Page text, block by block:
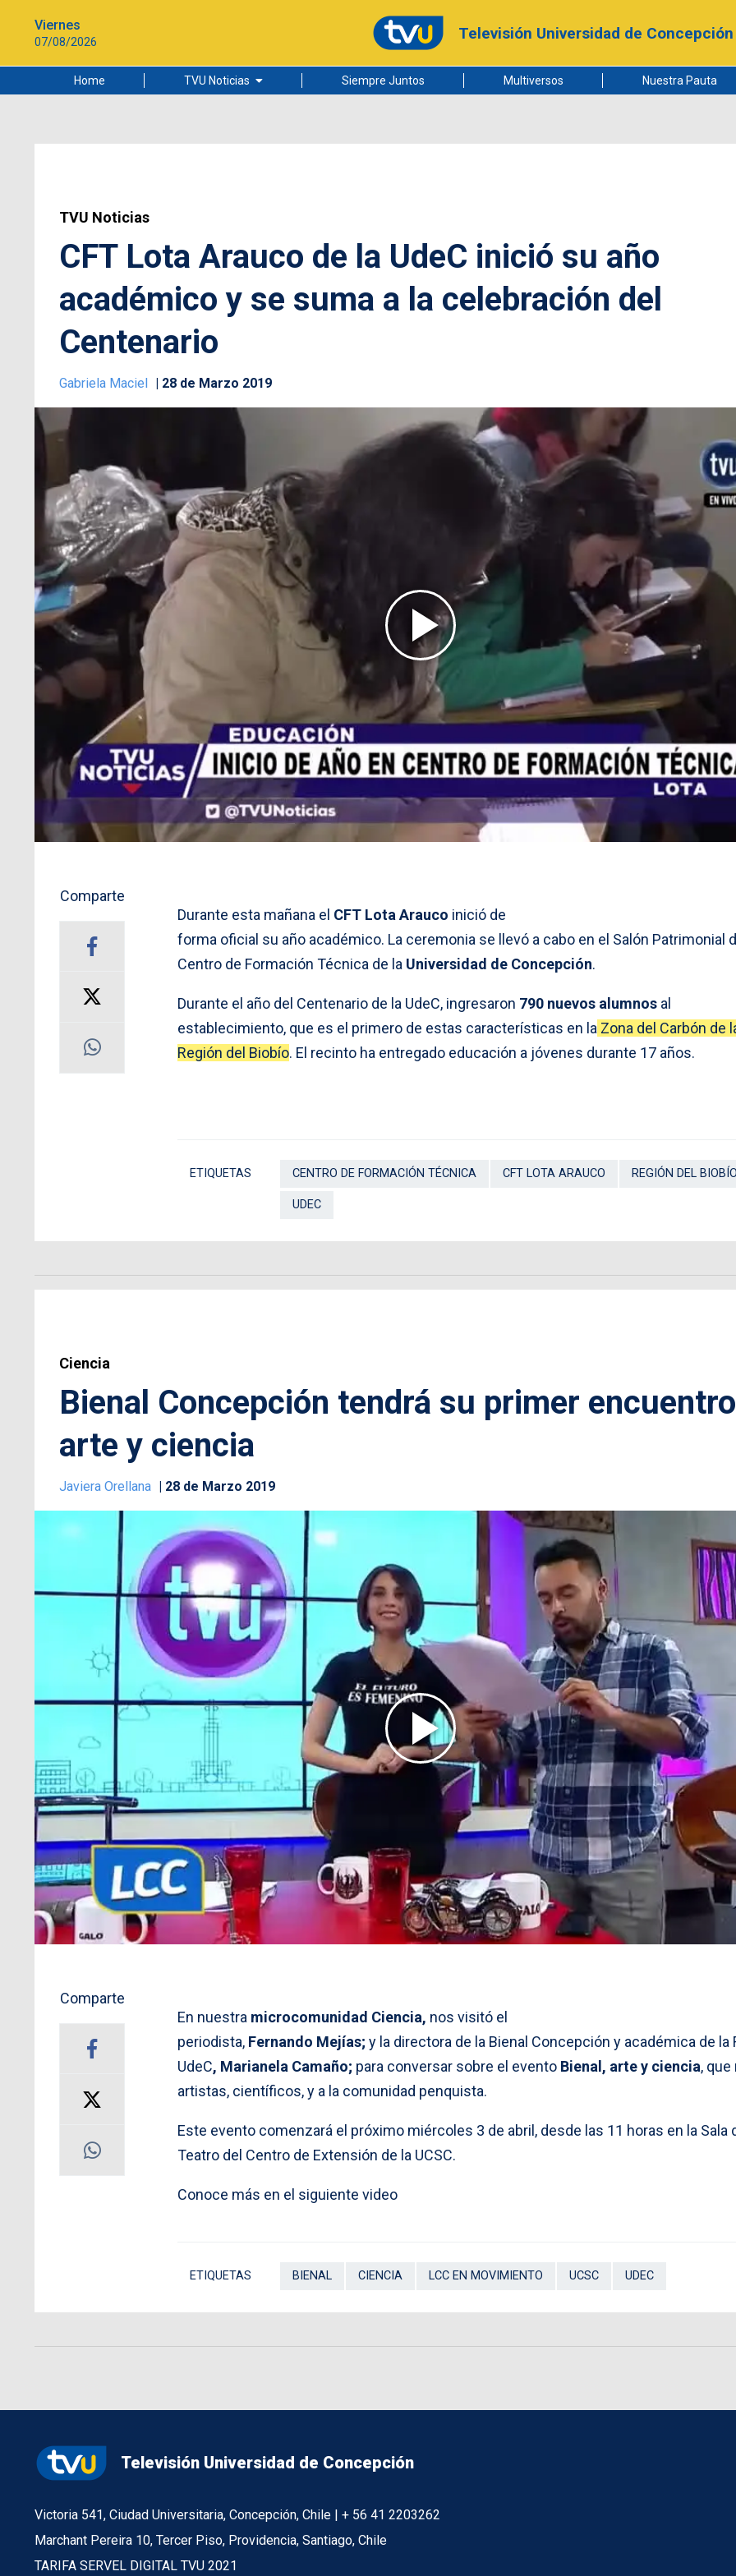
Viernes
07/08/2026 Televisión Universidad de Concepción
Home TVU Noticias
Ciudad
Siempre Juntos Multiversos Nuestra Pauta
TVU Noticias
CFT Lota Arauco de la UdeC inició su año
académico y se suma a la celebración del
Centenario
Gabriela Maciel 28 de Marzo 2019
Comparte
Durante esta mañana el CFT Lota Arauco inició de
forma oficial su año académico. La ceremonia se llevó a cabo en el Salón Patrimonial
Centro de Formación Técnica de la Universidad de Concepción.
Durante el año del Centenario de la UdeC, ingresaron 790 nuevos alumnos al
establecimiento, que es el primero de estas características en la Zona del Carbón de
Región del Biobío. El recinto ha entregado educación a jóvenes durante 17 años.
ETIQUETAS CENTRO DE FORMACIÓN TÉCNICA CFT LOTA ARAUCO REGIÓN DEL
UDEC
Ciencia
Bienal Concepción tendrá su primer
arte y ciencia
Javiera Orellana 28 de Marzo 2019
Comparte
En nuestra microcomunidad Ciencia, nos visitó el
periodista, Fernando Mejías; y la directora de la Bienal Concepción y académica de la
UdeC, Marianela Camaño; para conversar sobre el evento Bienal, arte y ciencia, que
artistas, científicos, y a la comunidad penquista.
Este evento comenzará el próximo miércoles 3 de abril, desde las 11 horas en la Sala
Teatro del Centro de Extensión de la UCSC.
Conoce más en el siguiente video
ETIQUETAS BIENAL CIENCIA LCC EN MOVIMIENTO UCSC UDEC
Televisión Universidad de Concepción
Victoria 541, Ciudad Universitaria, Concepción, Chile | + 56 41 2203262
Marchant Pereira 10, Tercer Piso, Providencia, Santiago, Chile
TARIFA SERVEL DIGITAL TVU 2021